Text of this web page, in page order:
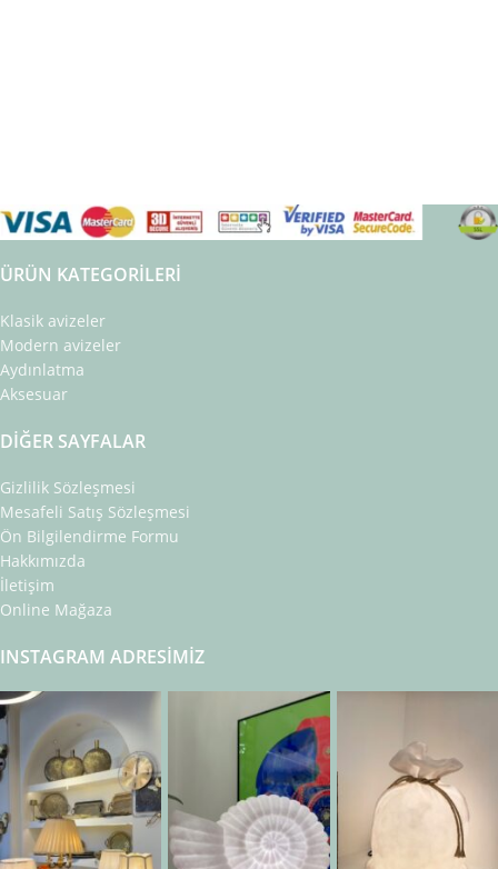
ÜRÜN KATEGORILERI
Klasik avizeler
Modern avizeler
Aydınlatma
Aksesuar
DIĞER SAYFALAR
Gizlilik Sözleşmesi
Mesafeli Satış Sözleşmesi
Ön Bilgilendirme Formu
Hakkımızda
İletişim
Online Mağaza
INSTAGRAM ADRESIMIZ